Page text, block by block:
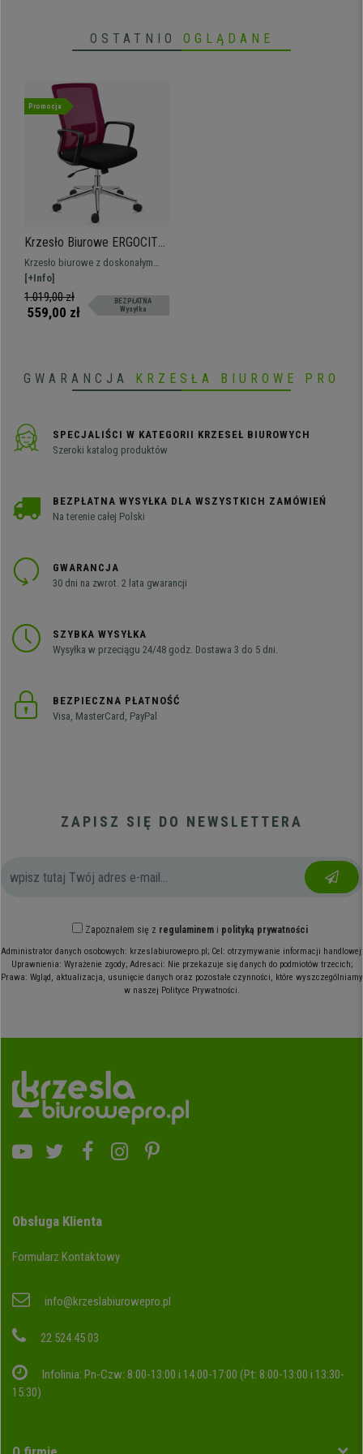
OSTATNIO OGLĄDANE
Promocja
Krzesło Biurowe ERGOCITY,
Podparcie Lędźwiowe,
Odchylane Oparcie,
Bordowe
Krzesło biurowe z doskonałym
podparciem lędźwiowym, bardzo
wygodne. Solidne i wytrzymałe, z
metalową podstawą.
[+Info]
1.019,00 zł
559,00 zł
BEZPŁATNA
Wysyłka
GWARANCJA KRZESŁA BIUROWE PRO
SPECJALIŚCI W KATEGORII KRZESEŁ BIUROWYCH
Szeroki katalog produktów
BEZPŁATNA WYSYŁKA DLA WSZYSTKICH ZAMÓWIEŃ
Na terenie całej Polski
GWARANCJA
30 dni na zwrot. 2 lata gwarancji
SZYBKA WYSYŁKA
Wysyłka w przeciągu 24/48 godz. Dostawa 3 do 5 dni.
BEZPIECZNA PŁATNOŚĆ
Visa, MasterCard, PayPal
ZAPISZ SIĘ DO NEWSLETTERA
Zapoznałem się z regulaminemi polityką prywatności
Administrator danych osobowych: krzeslabiurowepro.pl; Cel: otrzymywanie informacji handlowej;
Uprawnienia: Wyrażenie zgody; Adresaci: Nie przekazuje się danych do podmiotów trzecich;
Prawa: Wgląd, aktualizacja, usunięcie danych oraz pozostałe czynności, które wyszczególniamy
w naszej Polityce Prywatności.
Obsługa Klienta
Formularz Kontaktowy
info@krzeslabiurowepro.pl
22 524 45 03
Infolinia: Pn-Czw: 8:00-13:00 i 14:00-17:00 (Pt: 8:00-13:00 i 13:30-
15:30)